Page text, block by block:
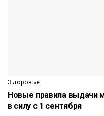
Здоровье
Новые правила выдачи
в силу с 1 сентября